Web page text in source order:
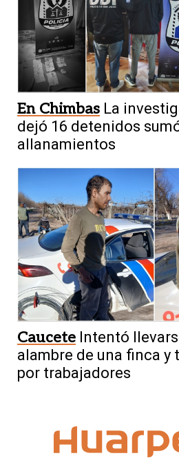
En Chimbas La
dejó 16 detenidos
allanamientos
Caucete Intentó
alambre de una finca
por trabajadores